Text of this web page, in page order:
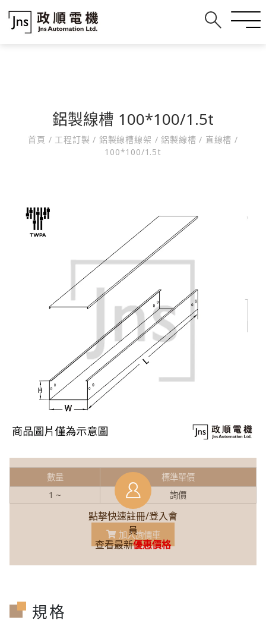
鋁製線槽 100*100/1.5t
首頁 / 工程訂製/ 鋁製線槽線架 / 鋁製線槽/ 直線槽 /
100*100/1.5t
點擊快速註冊/登入會
員
查看最新優惠價格
數量
標準單價
1 ~
詢價
加入詢價車
規格